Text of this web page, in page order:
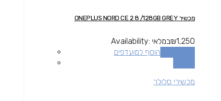
מכשיר ONEPLUS NORD CE 2 8 /128GB GREY
₪1,250
Availability: במלאי
הוסף למועדפים
מכשירי סלולר